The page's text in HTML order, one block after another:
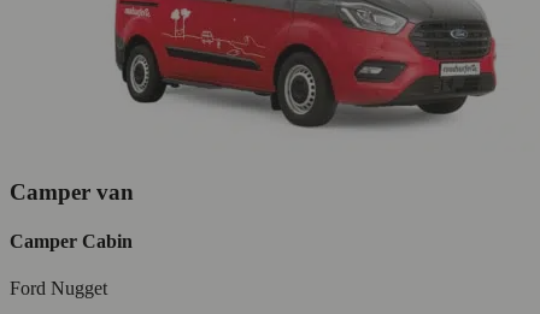
Camper van
Camper Cabin
Ford Nugget